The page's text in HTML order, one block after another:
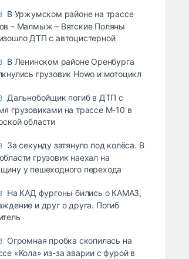
В Уржумском районе на трассе
– Малмыж – Вятские Поляны
ДТП с автоцистерной
В Ленинском районе Оренбурга
грузовик Howo и мотоцикл
Дальнобойщик погиб в ДТП с
грузовиками на трассе М-10 в
области
За секунду затянуло под колёса. В
грузовик наехал на
у пешеходного перехода
На КАД фургоны бились о КАМАЗ,
и друг о друга. Погиб
Огромная пробка скопилась на
«Кола» из-за аварии с фурой в